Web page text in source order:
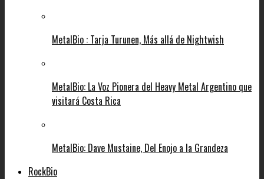
MetalBio : Tarja Turunen, Más allá de Nightwish
MetalBio: La Voz Pionera del Heavy Metal Argentino que
visitará Costa Rica
MetalBio: Dave Mustaine, Del Enojo a la Grandeza
RockBio